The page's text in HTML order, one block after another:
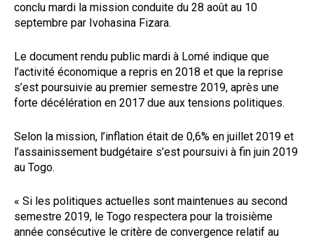
conclu mardi la mission conduite du 28 août au 10
septembre par Ivohasina Fizara.
Le document rendu public mardi à Lomé indique que
l’activité économique a repris en 2018 et que la reprise
s’est poursuivie au premier semestre 2019, après une
forte décélération en 2017 due aux tensions politiques.
Selon la mission, l’inflation était de 0,6% en juillet 2019 et
l’assainissement budgétaire s’est poursuivi à fin juin 2019
au Togo.
« Si les politiques actuelles sont maintenues au second
semestre 2019, le Togo respectera pour la troisième
année consécutive le critère de convergence relatif au